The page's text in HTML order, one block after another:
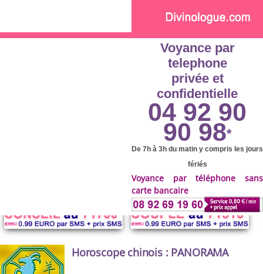
Voyance par
telephone
privée et
confidentielle
04 92 90
90 98*
De 7h à 3h du matin y compris les jours
fériés
Voyance par téléphone sans
carte bancaire
Horoscope chinois : PANORAMA